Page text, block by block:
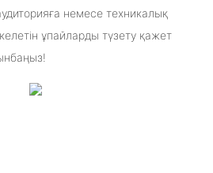
аудиторияға немесе техникалық
ұпайларды түзету қажет